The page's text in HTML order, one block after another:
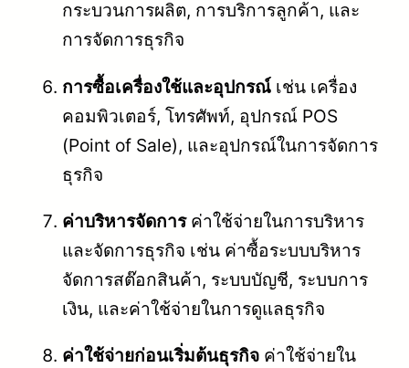
กระบวนการผลิต, การบริการลูกค้า, และ
การจัดการธุรกิจ
การซื้อเครื่องใช้และอุปกรณ์ เช่น เครื่อง
คอมพิวเตอร์, โทรศัพท์, อุปกรณ์ POS
(Point of Sale), และอุปกรณ์ในการจัดการ
ธุรกิจ
ค่าบริหารจัดการค่าใช้จ่ายในการบริหาร
และจัดการธุรกิจ เช่น ค่าซื้อระบบบริหาร
จัดการสต๊อกสินค้า, ระบบบัญชี, ระบบการ
เงิน, และค่าใช้จ่ายในการดูแลธุรกิจ
ค่าใช้จ่ายก่อนเริ่มต้นธุรกิจ ค่าใช้จ่ายใน